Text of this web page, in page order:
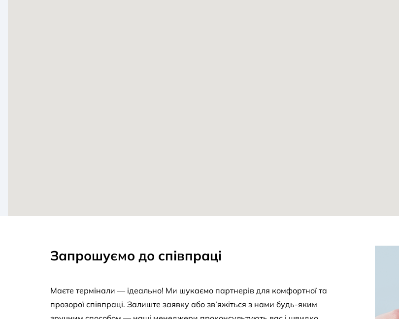
Запрошуємо до співпраці
Маєте термінали — ідеально! Ми шукаємо партнерів для комфортної та
прозорої співпраці. Залиште заявку або зв’яжіться з нами будь-яким